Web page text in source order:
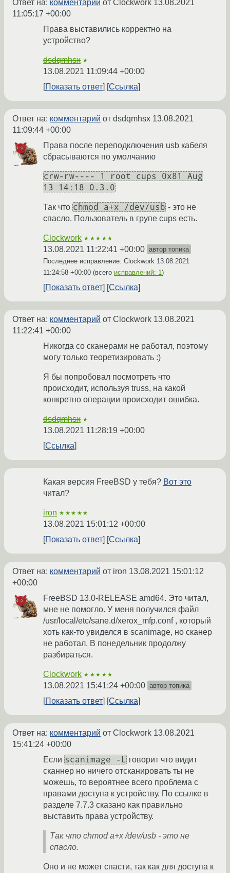
Ответ на: комментарий от Clockwork 13.08.2021
11:05:17 +00:00
Права выставились корректно на
устройство?
dsdqmhsx ★
13.08.2021 11:09:44 +00:00
Показать ответ
Ссылка
Ответ на: комментарий от dsdqmhsx 13.08.2021
11:09:44 +00:00
Права после переподключения usb кабеля
сбрасываются по умолчанию
crw-rw---- 1 root cups 0x81 Aug
13 14:18 0.3.0
Так что chmod a+x /dev/usb - это не
спасло. Пользователь в групе cups есть.
Clockwork ★★★★★
13.08.2021 11:22:41 +00:00 автор топика
Последнее исправление: Clockwork 13.08.2021
11:24:58 +00:00 (всего исправлений: 1)
Показать ответ Ссылка
Ответ на: комментарий от Clockwork 13.08.2021
11:22:41 +00:00
Никогда со сканерами не работал, поэтому
могу только теоретизировать :)
Я бы попробовал посмотреть что
происходит, используя truss, на какой
конкретно операции происходит ошибка.
dsdqmhsx ★
13.08.2021 11:28:19 +00:00
Ссылка
Какая версия FreeBSD у тебя? Вот это
читал?
iron ★★★★★
13.08.2021 15:01:12 +00:00
Показать ответ
Ссылка
Ответ на: комментарий от iron 13.08.2021 15:01:12
+00:00
FreeBSD 13.0-RELEASE amd64. Это читал,
мне не помогло. У меня получился файл
/usr/local/etc/sane.d/xerox_mfp.conf , который
хоть как-то увиделся в scanimage, но сканер
не работал. В понедельник продолжу
разбираться.
Clockwork ★★★★★
13.08.2021 15:41:24 +00:00 автор топика
Показать ответ Ссылка
Ответ на: комментарий от Clockwork 13.08.2021
15:41:24 +00:00
Если scanimage -L говорит что видит
сканнер но ничего отсканировать ты не
можешь, то вероятнее всего проблема с
правами доступа к устройству. По ссылке в
разделе 7.7.3 сказано как правильно
выставить права устройству.
Так что chmod a+x /dev/usb - это не
спасло.
Оно и не может спасти, так как для доступа к